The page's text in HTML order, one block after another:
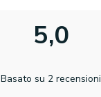
5,0
Basato su 2 recensioni